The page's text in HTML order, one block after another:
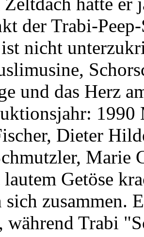
der Trabi-
nicht
und das Herz
1990
Dieter
Marie
Getöse
zusammen.
während Trabi